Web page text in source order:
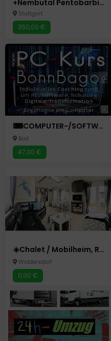
+Nembutal Pentobarbital, Iboga, Xanax, OxyContin, Roxicodone, 4mec, MDMA
Stuttgart
350,00 €
⌨COMPUTER-/SOFTWARE-/PC-SCHULUNG ➡️ iT-Skills, Office, Basics...
Bad
47,00 €
☀️Chalet / Mobilheim, Renesse, Julianahoeve, Strandjuwel-Renesse
Widdersdorf
0,00 €